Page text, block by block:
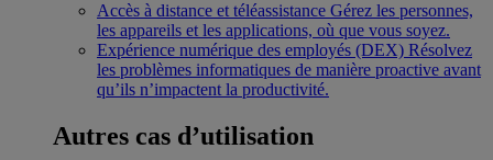
Accès à distance et téléassistance Gérez les personnes,
les appareils et les applications, où que vous soyez.
Expérience numérique des employés (DEX) Résolvez
les problèmes informatiques de manière proactive avant
qu’ils n’impactent la productivité.
Autres cas d’utilisation